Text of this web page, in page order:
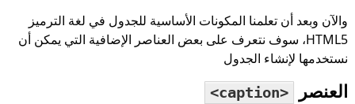
والآن وبعد أن تعلمنا المكونات الأساسية للجدول في لغة الترميز
HTML5، سوف نتعرف على بعض العناصر الإضافية التي يمكن أن
نستخدمها لإنشاء الجدول
العنصر
<caption>